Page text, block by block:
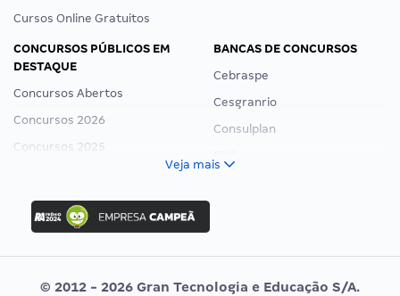
Cursos Online Gratuitos
CONCURSOS PÚBLICOS EM
DESTAQUE
Concursos Abertos
Concursos 2026
Concursos 2025
Concurso Ibama
Concurso MPU
Editais publicados
BANCAS DE CONCURSOS
Cebraspe
Cesgranrio
Consulplan
Vunesp
Veja mais
© 2012 - 2026 Gran Tecnologia e Educação S/A.